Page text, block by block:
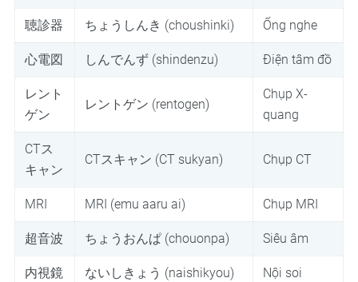
聴診器 ちょうしんき (choushinki) Ống nghe
心電図 しんでんず (shindenzu) Điện tâm đồ
レント
ゲン
レントゲン (rentogen)
Chụp X-
quang
CTス
キャン
CTスキャン (CT sukyan) Chụp CT
MRI MRI (emu aaru ai) Chụp MRI
超音波 ちょうおんぱ (chouonpa) Siêu âm
内視鏡 ないしきょう (naishikyou) Nội soi